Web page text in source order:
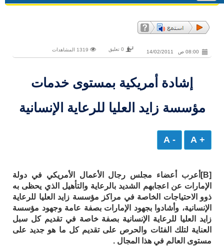
08:00 ص 14/02/2011 0 تعليق
إشادة أمريكية بمستوى خدمات
مؤسسة زايد العليا للرعاية الإنسانية
+ A
- A
[B]أعرب أعضاء مجلس رجال الأعمال الأمريكي في دولة
الإمارات عن اعجابهم الشديد بالرعاية والتأهيل الذي يحظى به
ذوو الاحتياجات الخاصة في مراكز مؤسسة زايد العليا للرعاية
الإنسانية، وأشادوا بجهود الإمارات بصفة عامة وجهود مؤسسة
زايد العليا للرعاية الإنسانية بصفة خاصة في تقديم كل سبل
العناية لتلك الفئات والحرص على تقديم كل ما هو جديد على
مستوى العالم في هذا المجال .